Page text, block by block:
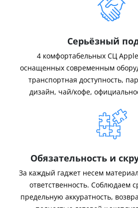
Серьёзный
4 комфортабельных СЦ
оснащенных современным
транспортная доступность,
дизайн, чай/кофе,
Обязательность и
За каждый гаджет несем
ответственность. Соблюдаем
предельную аккуратность,